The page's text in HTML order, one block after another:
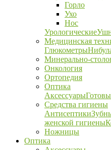
Горло
Ухо
Нос
Урологические
Медицинская
Глюкометры
Минерально-
Онкология
Ортопедия
Оптика
Аксессуары
Средства гигиены
Антисептики
женской гигиены
Ножницы
Оптика